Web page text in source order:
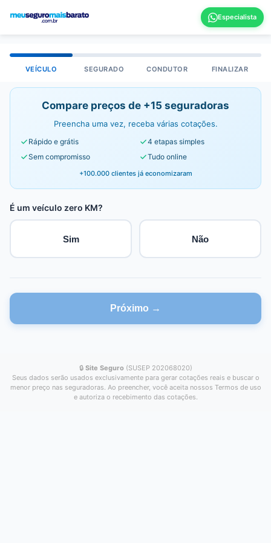
VEÍCULO SEGURADO CONDUTOR FINALIZAR
Compare preços de +15 seguradoras
Preencha uma vez, receba várias cotações.
Rápido e grátis
4 etapas simples
Sem compromisso
Tudo online
+100.000 clientes já economizaram
É um veículo zero KM?
Sim Não
Próximo →
🔒 Site Seguro (SUSEP 202068020)
Seus dados serão usados exclusivamente para gerar cotações reais e buscar o
menor preço nas seguradoras. Ao preencher, você aceita nossos Termos de uso
e autoriza o recebimento das cotações.